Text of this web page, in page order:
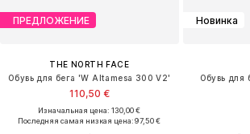
ПРЕДЛОЖЕНИЕ
THE NORTH FACE
Обувь для бега 'W Altamesa 300 V2'
110,50 €
Изначальная цена: 130,00 €
Последняя самая низкая цена:97,50 €
Новинка
Обувь для